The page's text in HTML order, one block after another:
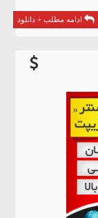
ادامه مطلب + دانلود